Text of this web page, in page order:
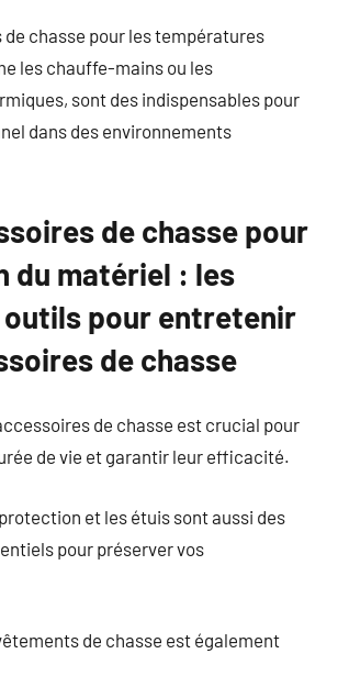
chasse pour les températures
les chauffe-mains ou les
sont des indispensables pour
dans des environnements
de chasse pour
du matériel : les
pour entretenir
de chasse
de chasse est crucial pour
de vie et garantir leur efficacité.
et les étuis sont aussi des
pour préserver vos
de chasse est également